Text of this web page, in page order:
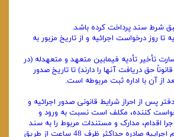
تا روز درخواست اجرائیه و از تاریخ مزبور به
تأخیر تأدیه فیمابین متعهد و متعهدله (در
حق دریافت آنها را دارند) تا تاریخ صدور
از آن با اداره ثبت مربوطه است.
1398/12/06)- سردفتر پس از احراز شرایط قانونی صدور اجرائیه و
‌کننده، مکلف است نسبت به ورود و
اقدام، مدارک و مستندات مربوط را به سند
الکترونیکی تبدیل و بانضمام اجراییه صادره حداکثر ظرف 48 ساعت از طریق